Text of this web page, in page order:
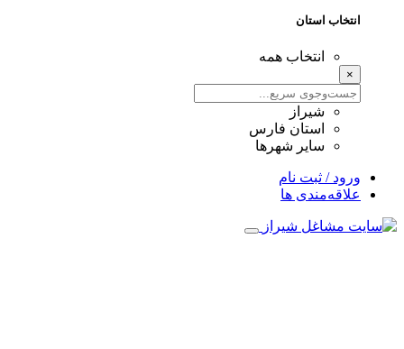
انتخاب استان
انتخاب همه
×
شیراز
استان فارس
سایر شهرها
ورود / ثبت نام
علاقه‌مندی ها